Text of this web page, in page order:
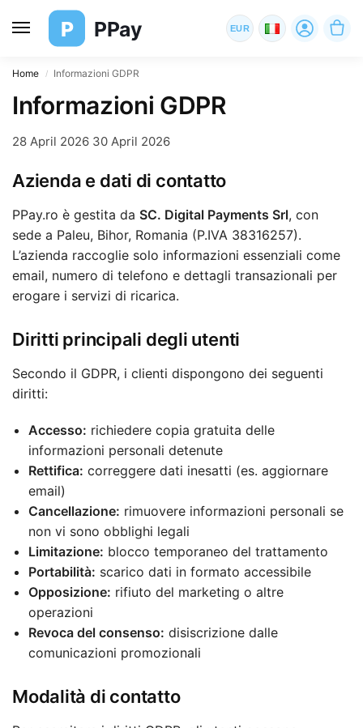
P PPay EUR
Home / Informazioni GDPR
Informazioni GDPR
28 April 2026 30 April 2026
Azienda e dati di contatto
PPay.ro è gestita da SC. Digital Payments Srl, con
sede a Paleu, Bihor, Romania (P.IVA 38316257).
L’azienda raccoglie solo informazioni essenziali come
email, numero di telefono e dettagli transazionali per
erogare i servizi di ricarica.
Diritti principali degli utenti
Secondo il GDPR, i clienti dispongono dei seguenti
diritti:
Accesso: richiedere copia gratuita delle
informazioni personali detenute
Rettifica: correggere dati inesatti (es. aggiornare
email)
Cancellazione: rimuovere informazioni personali se
non vi sono obblighi legali
Limitazione: blocco temporaneo del trattamento
Portabilità: scarico dati in formato accessibile
Opposizione: rifiuto del marketing o altre
operazioni
Revoca del consenso: disiscrizione dalle
comunicazioni promozionali
Modalità di contatto